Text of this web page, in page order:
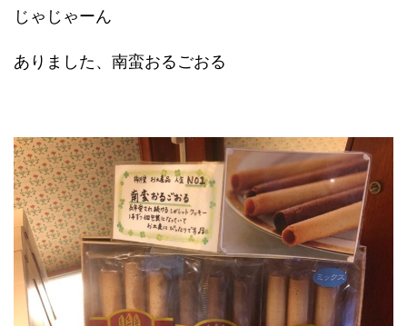
じゃじゃーん
ありました、南蛮おるごおる